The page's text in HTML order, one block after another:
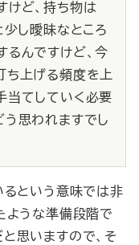
けど、持ち物は
し曖昧なところ
るんですけど、今
ち上げる頻度を上
当てしていく必要
う思われますでし
るという意味では非
ような準備段階で
思いますので、そ